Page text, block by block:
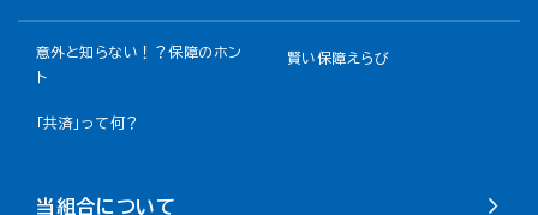
意外と知らない！？保障のホン
ト
賢い保障えらび
「共済」って何？
当組合について